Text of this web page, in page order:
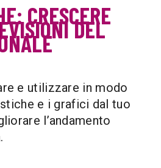
CRESCERE
DEL
e utilizzare in modo
e i grafici dal tuo
l’andamento